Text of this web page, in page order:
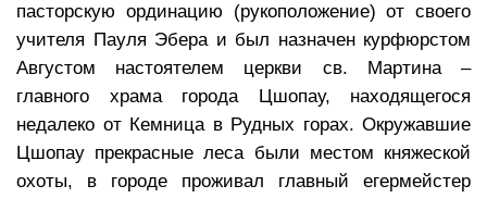
пасторскую ординацию (рукоположение) от своего
учителя Пауля Эбера и был назначен курфюрстом
Августом настоятелем церкви св. Мартина –
главного храма города Цшопау, находящегося
недалеко от Кемница в Рудных горах. Окружавшие
Цшопау прекрасные леса были местом княжеской
охоты, в городе проживал главный егермейстер